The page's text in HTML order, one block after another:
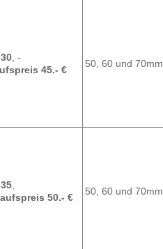
, -
45.- €
50, 60 und 70mm
,
50.- €
50, 60 und 70mm